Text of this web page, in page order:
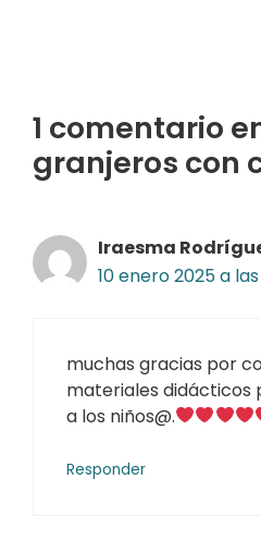
1 comentario
granjeros con
Iraesma
10 enero 2025 a
muchas gracias por
materiales didácticos
a los niños@.
Responder